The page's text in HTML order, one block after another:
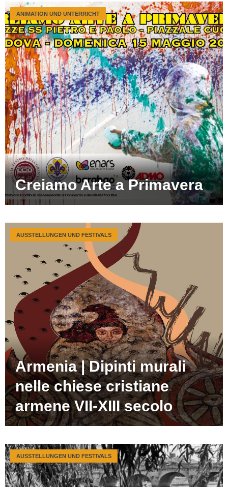
Creiamo Arte a Primavera
ANIMATION UND UNTERRICHT
Armenia | Dipinti murali
nelle chiese cristiane
armene VII-XIII secolo
AUSSTELLUNGEN UND FESTIVALS
AUSSTELLUNGEN UND FESTIVALS